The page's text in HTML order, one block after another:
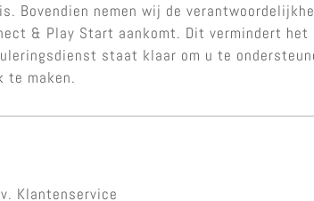
nemen wij de
& Play Start aankomt. Dit vermindert
staat klaar om u te
te maken.
Klantenservice